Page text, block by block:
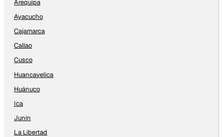
Arequipa
Ayacucho
Cajamarca
Callao
Cusco
Huancavelica
Huánuco
Ica
Junín
La Libertad